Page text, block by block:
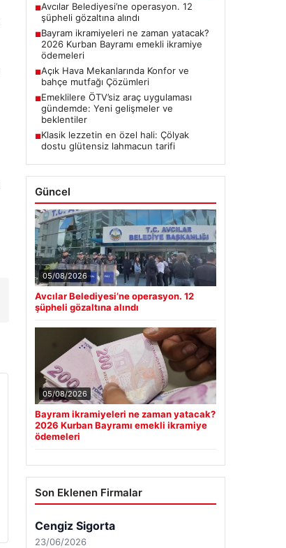
■Avcılar Belediyesi’ne operasyon. 12
şüpheli gözaltına alındı
■Bayram ikramiyeleri ne zaman yatacak?
2026 Kurban Bayramı emekli ikramiye
ödemeleri
■Açık Hava Mekanlarında Konfor ve
bahçe mutfağı Çözümleri
■Emeklilere ÖTV’siz araç uygulaması
gündemde: Yeni gelişmeler ve
beklentiler
■Klasik lezzetin en özel hali: Çölyak
dostu glütensiz lahmacun tarifi
Güncel
05/08/2026
Avcılar Belediyesi’ne operasyon. 12
şüpheli gözaltına alındı
05/08/2026
Bayram ikramiyeleri ne zaman yatacak?
2026 Kurban Bayramı emekli ikramiye
ödemeleri
Son Eklenen Firmalar